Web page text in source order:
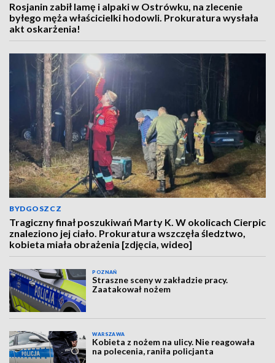
Rosjanin zabił lamę i alpaki w Ostrówku, na zlecenie
byłego męża właścicielki hodowli. Prokuratura wysłała
akt oskarżenia!
BYDGOSZCZ
Tragiczny finał poszukiwań Marty K. W okolicach Cierpic
znaleziono jej ciało. Prokuratura wszczęła śledztwo,
kobieta miała obrażenia [zdjęcia, wideo]
POZNAŃ
Straszne sceny w zakładzie pracy.
Zaatakował nożem
WARSZAWA
Kobieta z nożem na ulicy. Nie reagowała
na polecenia, raniła policjanta